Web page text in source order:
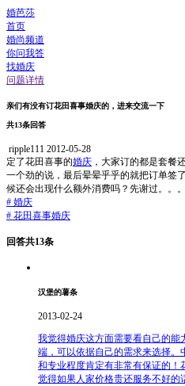
婚芭莎
首页
婚尚频道
你问我答
找婚庆
问题详情
亲们有没有订花田喜事婚庆的，进来交流一下
共13条回答
ripple111 2012-05-28
定了花田喜事的婚庆 ，大家订的都是套餐
一个劲的说，最后晕晕乎乎的就把订单签
候还会出现什么额外消费吗？先谢过。。。
# 婚庆
# 花田喜事婚庆
回答共13条
汉堡的薯条
2013-02-24
我觉得婚庆这方面需要看自己的
端，可以依据自己的需求来选择
和专业程度肯定有非常有保证的！
觉得如果人家价格贵还服务不好的